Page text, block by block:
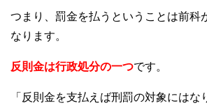
つまり、罰金を払うということは前科
なります。
反則金は行政処分の一つです。
「反則金を支払えば刑罰の対象にはな